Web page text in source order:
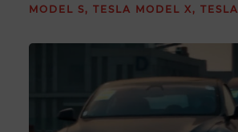
MODEL S,TESLA MODEL X,